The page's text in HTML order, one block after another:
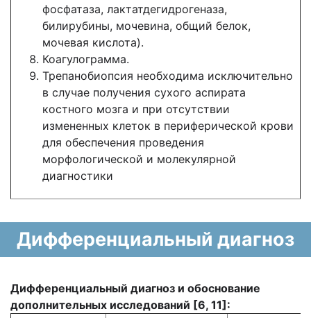
фосфатаза, лактатдегидрогеназа,
билирубины, мочевина, общий белок,
мочевая кислота).
Коагулограмма.
Трепанобиопсия необходима исключительно
в случае получения сухого аспирата
костного мозга и при отсутствии
измененных клеток в периферической крови
для обеспечения проведения
морфологической и молекулярной
диагностики
Дифференциальный диагноз
Дифференциальный диагноз и обоснование
дополнительных исследований [6, 11]: